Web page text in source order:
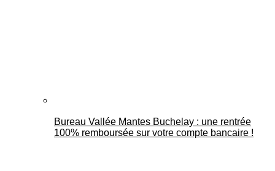
Bureau Vallée Mantes Buchelay : une rentrée
100% remboursée sur votre compte bancaire !